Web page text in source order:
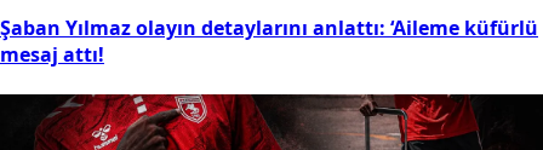
Şaban Yılmaz olayın detaylarını anlattı: ‘Aileme küfürlü
mesaj attı!